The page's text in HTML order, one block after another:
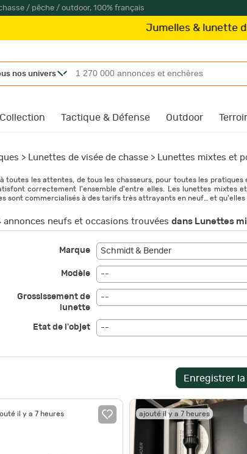
/ pêche / outdoor, 100% français
Jumelles & lunette d'approcheKite
nos univers
Collection Tactique & Défense Outdoor Terroir
> Lunettes de visée de chasse > Lunettes mixtes et
toutes les attentes, de tous les chasseurs, pour toutes les
correctement l'ensemble d'entre elles. Les lunettes mixtes
sont commercialisés à des tarifs très attrayants en neuf… et
annonces neufs et occasions trouvées dans Lunettes
Marque Schmidt & Bender
Modèle --
Grossissement de
lunette
--
Etat de l'objet --
Enregistrer
il y a 7 heures ajouté il y a 7 heures